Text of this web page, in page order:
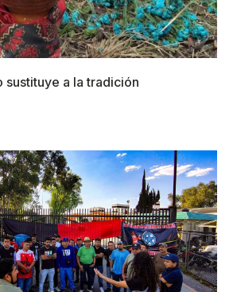
sustituye a la tradición